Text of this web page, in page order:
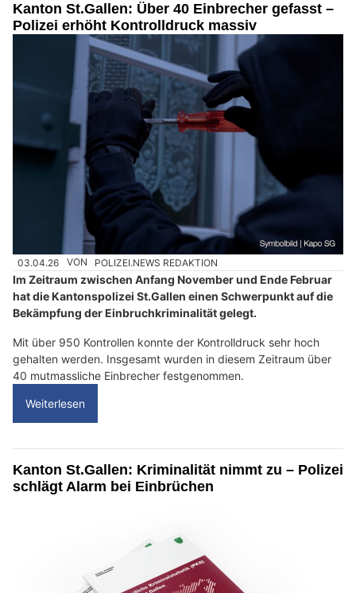
Kanton St.Gallen: Über 40 Einbrecher gefasst –
Polizei erhöht Kontrolldruck massiv
03.04.26 VON POLIZEI.NEWS REDAKTION
Im Zeitraum zwischen Anfang November und Ende Februar
hat die Kantonspolizei St.Gallen einen Schwerpunkt auf die
Bekämpfung der Einbruchkriminalität gelegt.
Mit über 950 Kontrollen konnte der Kontrolldruck sehr hoch
gehalten werden. Insgesamt wurden in diesem Zeitraum über
40 mutmassliche Einbrecher festgenommen.
Weiterlesen
Kanton St.Gallen: Kriminalität nimmt zu – Polizei
schlägt Alarm bei Einbrüchen